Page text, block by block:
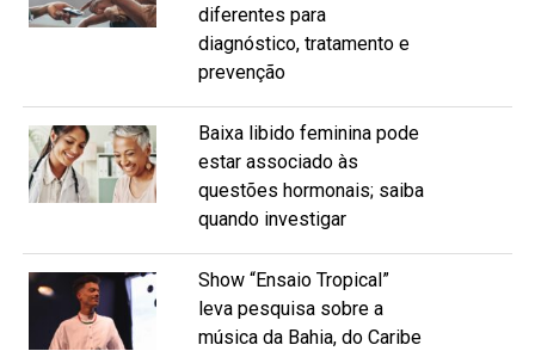
diferentes para
diagnóstico, tratamento e
prevenção
Baixa libido feminina pode
estar associado às
questões hormonais; saiba
quando investigar
Show “Ensaio Tropical”
leva pesquisa sobre a
música da Bahia, do Caribe